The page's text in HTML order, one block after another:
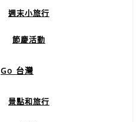
週末小旅行
節慶活動
Go 台灣
景點和旅行